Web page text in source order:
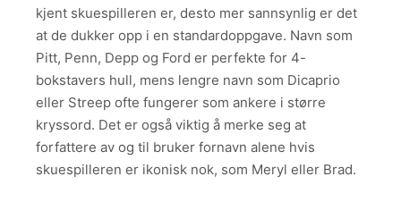
kjent skuespilleren er, desto mer sannsynlig er det
at de dukker opp i en standardoppgave. Navn som
Pitt, Penn, Depp og Ford er perfekte for 4-
bokstavers hull, mens lengre navn som Dicaprio
eller Streep ofte fungerer som ankere i større
kryssord. Det er også viktig å merke seg at
forfattere av og til bruker fornavn alene hvis
skuespilleren er ikonisk nok, som Meryl eller Brad.